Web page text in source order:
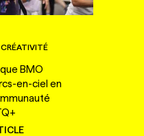
BMO
en-ciel en